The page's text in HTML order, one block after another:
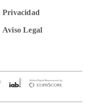
Privacidad
Aviso Legal